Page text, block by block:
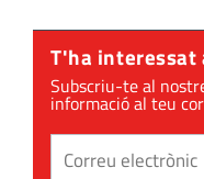
T'ha interessat
Subscriu-te al
informació al teu